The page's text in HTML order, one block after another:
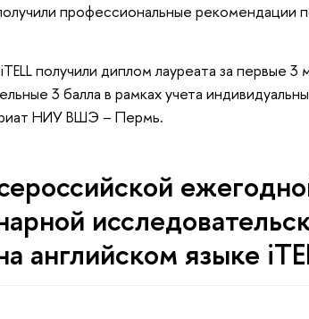
профессиональные рекомендации
получили диплом лауреата за первые 3
3 балла в рамках учета
НИУ ВШЭ – Пермь.
английском языке